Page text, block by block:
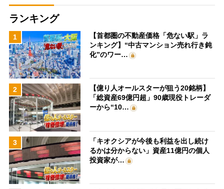
ランキング
1
【首都圏の不動産価格「危ない駅」ラ
ンキング】“中古マンション売れ行き鈍
化”のワー…
2
【億り人オールスターが狙う20銘柄】
「総資産69億円超」90歳現役トレーダ
ーから“10…
3
「キオクシアが今後も利益を出し続け
るかは分からない」資産11億円の個人
投資家が…